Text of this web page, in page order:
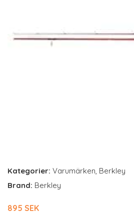
Kategorier: Varumärken, Berkley
Brand: Berkley
895 SEK